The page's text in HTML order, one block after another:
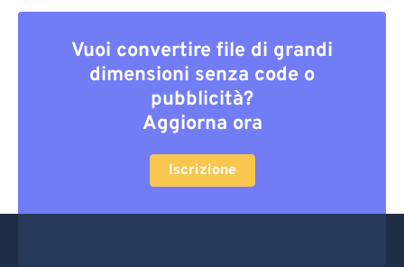
Vuoi convertire file di grandi
dimensioni senza code o
pubblicità?
Aggiorna ora
Iscrizione